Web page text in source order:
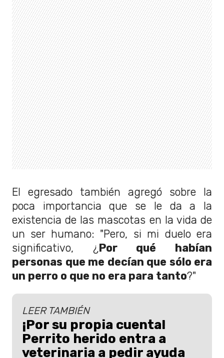
El egresado también agregó sobre la
poca importancia que se le da a la
existencia de las mascotas en la vida de
un ser humano: "Pero, si mi duelo era
significativo, ¿Por qué habían
personas que me decían que sólo era
un perro o que no era para tanto?"
LEER TAMBIÉN
¡Por su propia cuenta!
Perrito herido entra a
veterinaria a pedir ayuda